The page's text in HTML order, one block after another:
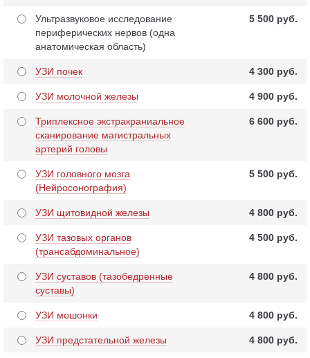
Ультразвуковое исследование
периферических нервов (одна
анатомическая область)
5 500 pуб.
УЗИ почек 4 300 pуб.
УЗИ молочной железы 4 900 pуб.
Триплексное экстракраниальное
сканирование магистральных
артерий головы
6 600 pуб.
УЗИ головного мозга
(Нейросонография)
5 500 pуб.
УЗИ щитовидной железы 4 800 pуб.
УЗИ тазовых органов
(трансабдоминальное)
4 500 pуб.
УЗИ суставов (тазобедренные
суставы)
4 800 pуб.
УЗИ мошонки 4 800 pуб.
УЗИ предстательной железы 4 800 pуб.